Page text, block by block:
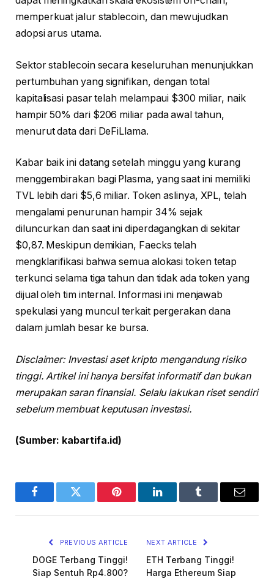
memperkuat jalur stablecoin, dan mewujudkan
adopsi arus utama.
Sektor stablecoin secara keseluruhan menunjukkan
pertumbuhan yang signifikan, dengan total
kapitalisasi pasar telah melampaui $300 miliar, naik
hampir 50% dari $206 miliar pada awal tahun,
menurut data dari DeFiLlama.
Kabar baik ini datang setelah minggu yang kurang
menggembirakan bagi Plasma, yang saat ini memiliki
TVL lebih dari $5,6 miliar. Token aslinya, XPL, telah
mengalami penurunan hampir 34% sejak
diluncurkan dan saat ini diperdagangkan di sekitar
$0,87. Meskipun demikian, Faecks telah
mengklarifikasi bahwa semua alokasi token tetap
terkunci selama tiga tahun dan tidak ada token yang
dijual oleh tim internal. Informasi ini menjawab
spekulasi yang muncul terkait pergerakan dana
dalam jumlah besar ke bursa.
Disclaimer: Investasi aset kripto mengandung risiko
tinggi. Artikel ini hanya bersifat informatif dan bukan
merupakan saran finansial. Selalu lakukan riset sendiri
sebelum membuat keputusan investasi.
(Sumber: kabartifa.id)
FacebookTwitter Pinterest LinkedInTumblr Email
PREVIOUS ARTICLE
DOGE Terbang Tinggi!
Siap Sentuh Rp4.800?
NEXT ARTICLE
ETH Terbang Tinggi!
Harga Ethereum Siap